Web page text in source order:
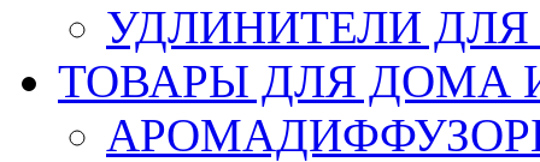
УДЛИНИТЕЛИ
ТОВАРЫ ДЛЯ ДОМА